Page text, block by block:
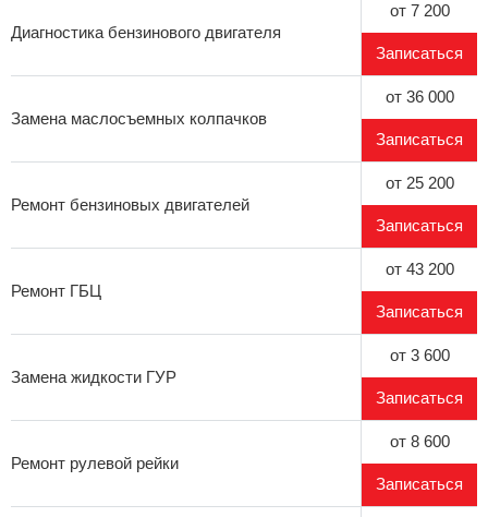
Диагностика бензинового двигателя
от 7 200
Записаться
Замена маслосъемных колпачков
от 36 000
Записаться
Ремонт бензиновых двигателей
от 25 200
Записаться
Ремонт ГБЦ
от 43 200
Записаться
Замена жидкости ГУР
от 3 600
Записаться
Ремонт рулевой рейки
от 8 600
Записаться